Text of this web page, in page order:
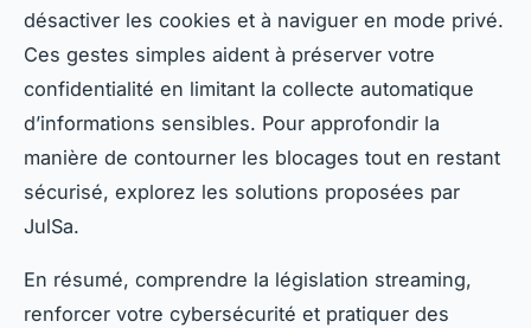
désactiver les cookies et à naviguer en mode privé.
Ces gestes simples aident à préserver votre
confidentialité en limitant la collecte automatique
d’informations sensibles. Pour approfondir la
manière de contourner les blocages tout en restant
sécurisé, explorez les solutions proposées par
JulSa.
En résumé, comprendre la législation streaming,
renforcer votre cybersécurité et pratiquer des